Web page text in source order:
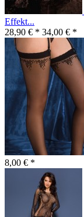
Effekt...
28,90 € * 34,00 € *
8,00 € *